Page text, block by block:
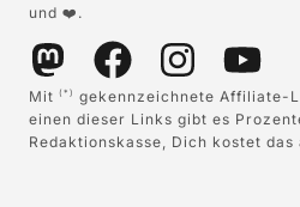
und ❤️.
Mit (*)
gekennzeichnete Affiliate-
einen dieser Links gibt es
Redaktionskasse, Dich kostet